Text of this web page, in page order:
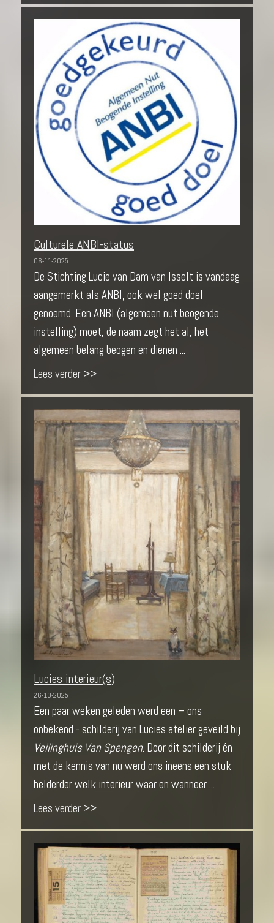
Culturele ANBI-status
06-11-2025
De Stichting Lucie van Dam van Isselt is vandaag
aangemerkt als ANBI, ook wel goed doel
genoemd. Een ANBI (algemeen nut beogende
instelling) moet, de naam zegt het al, het
algemeen belang beogen en dienen ...
Lees verder >>
Lucies interieur(s)
26-10-2025
Een paar weken geleden werd een – ons
onbekend - schilderij van Lucies atelier geveild bij
Veilinghuis Van Spengen. Door dit schilderij én
met de kennis van nu werd ons ineens een stuk
helderder welk interieur waar en wanneer ...
Lees verder >>